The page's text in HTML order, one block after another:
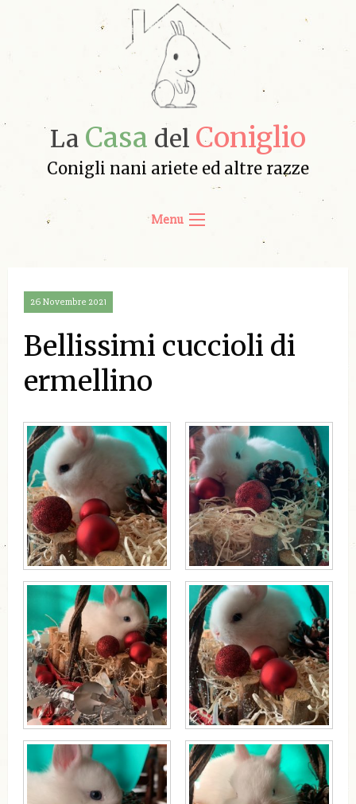
La Casa del Coniglio
Conigli nani ariete ed altre razze
Menu
26 Novembre 2021
Bellissimi cuccioli di
ermellino